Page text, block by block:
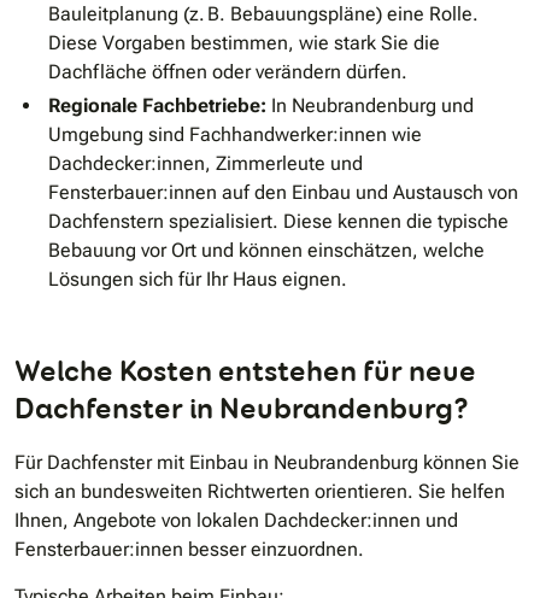
Bauleitplanung (z. B. Bebauungspläne) eine Rolle.
Diese Vorgaben bestimmen, wie stark Sie die
Dachfläche öffnen oder verändern dürfen.
Regionale Fachbetriebe: In Neubrandenburg und
Umgebung sind Fachhandwerker:innen wie
Dachdecker:innen, Zimmerleute und
Fensterbauer:innen auf den Einbau und Austausch von
Dachfenstern spezialisiert. Diese kennen die typische
Bebauung vor Ort und können einschätzen, welche
Lösungen sich für Ihr Haus eignen.
Welche Kosten entstehen für neue
Dachfenster in Neubrandenburg?
Für Dachfenster mit Einbau in Neubrandenburg können Sie
sich an bundesweiten Richtwerten orientieren. Sie helfen
Ihnen, Angebote von lokalen Dachdecker:innen und
Fensterbauer:innen besser einzuordnen.